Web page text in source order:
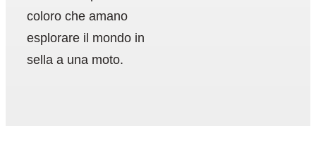
coloro che amano
esplorare il mondo in
sella a una moto.